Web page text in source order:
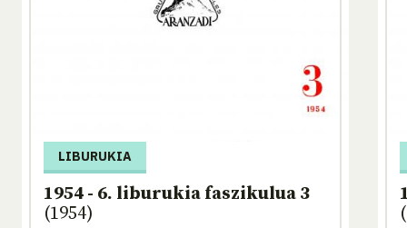
LIBURUKIA
1954 - 6. liburukia faszikulua 3
(1954)